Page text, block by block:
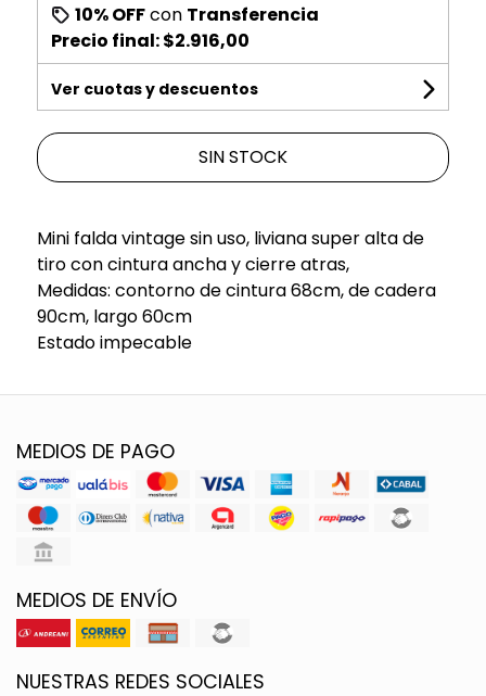
10% OFFcon Transferencia
Precio final:$2.916,00
Ver cuotas y descuentos
SIN STOCK
Mini falda vintage sin uso, liviana super alta de
tiro con cintura ancha y cierre atras,
Medidas: contorno de cintura 68cm, de cadera
90cm, largo 60cm
Estado impecable
MEDIOS DE PAGO
MEDIOS DE ENVÍO
NUESTRAS REDES SOCIALES